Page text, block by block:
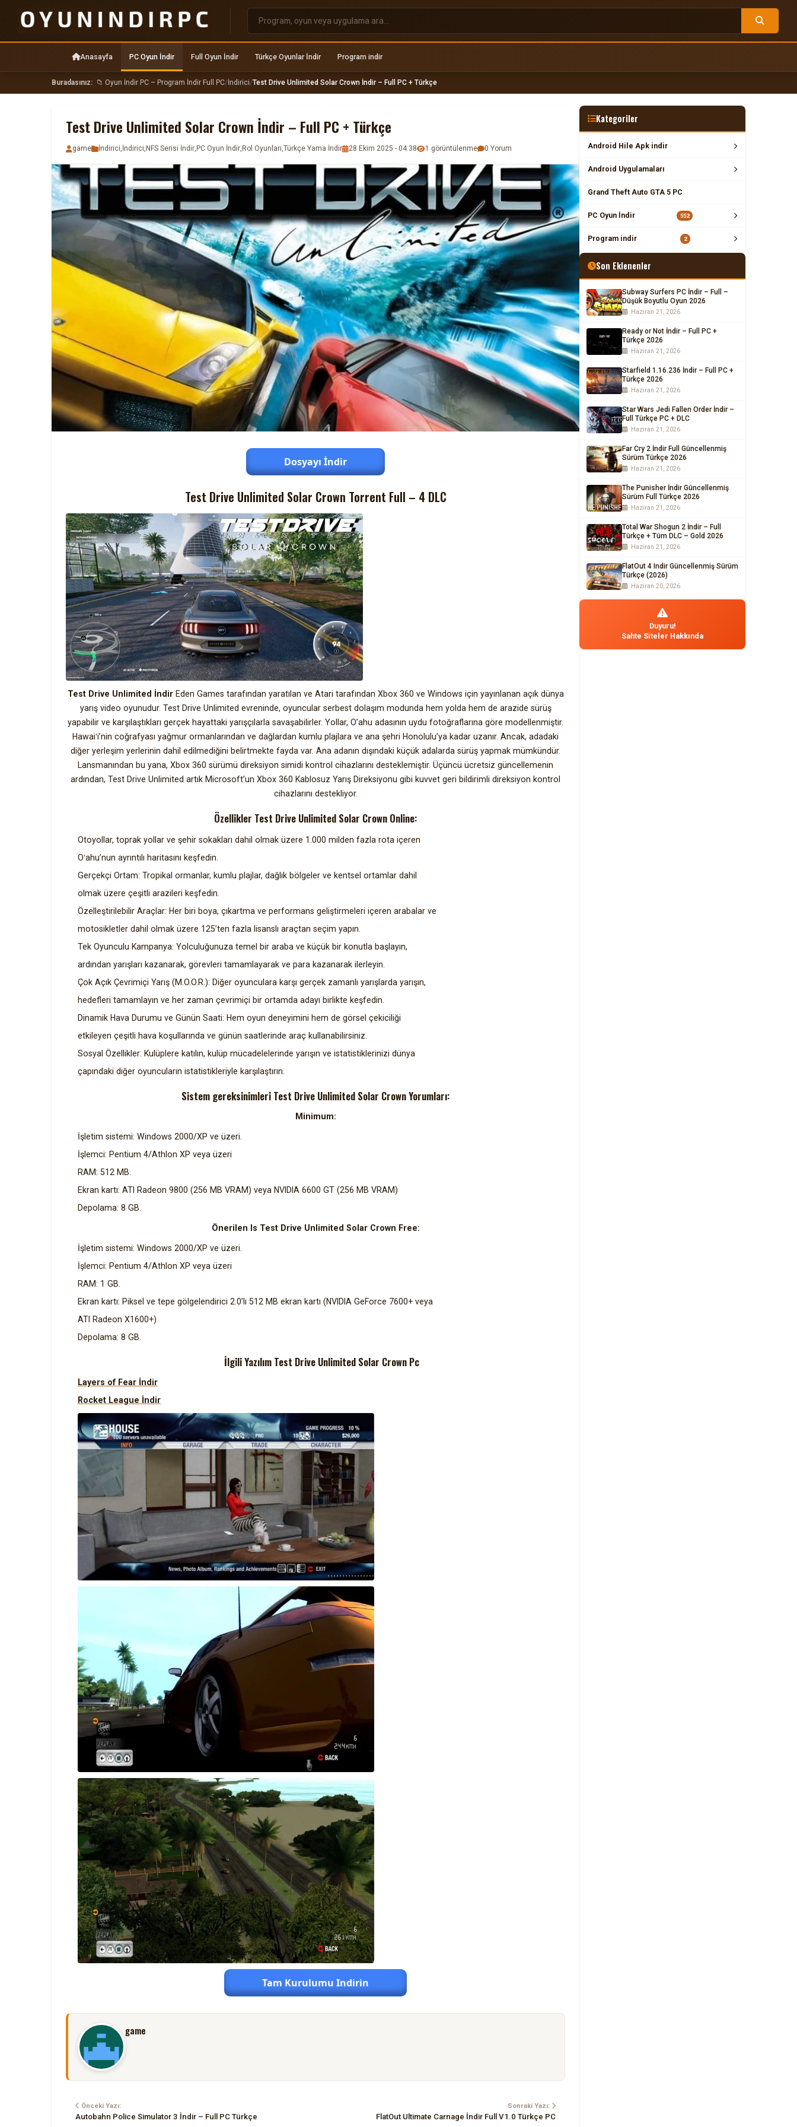
Anasayfa PC Oyun İndir Full Oyun İndir Türkçe Oyunlar İndir Program indir
Buradasınız: 📁 Oyun İndir PC – Program İndir Full PC/İndirici/Test Drive Unlimited Solar Crown İndir – Full PC + Türkçe
Test Drive Unlimited Solar Crown İndir – Full PC + Türkçe
game İndirici,İndirici, NFS Serisi İndir, PC Oyun İndir, Rol Oyunları,Türkçe Yama İndir 28 Ekim 2025 - 04:38 1 görüntülenme 0 Yorum
Dosyayı İndir
Test Drive Unlimited Solar Crown Torrent Full – 4 DLC
Test Drive Unlimited İndirEden Games tarafından yaratılan ve Atari tarafından Xbox 360 ve Windows için yayınlanan açık dünya
yarış video oyunudur. Test Drive Unlimited evreninde, oyuncular serbest dolaşım modunda hem yolda hem de arazide sürüş
yapabilir ve karşılaştıkları gerçek hayattaki yarışçılarla savaşabilirler. Yollar, O’ahu adasının uydu fotoğraflarına göre modellenmiştir.
Hawaiʻi’nin coğrafyası yağmur ormanlarından ve dağlardan kumlu plajlara ve ana şehri Honolulu’ya kadar uzanır. Ancak, adadaki
diğer yerleşim yerlerinin dahil edilmediğini belirtmekte fayda var. Ana adanın dışındaki küçük adalarda sürüş yapmak mümkündür.
Lansmanından bu yana, Xbox 360 sürümü direksiyon simidi kontrol cihazlarını desteklemiştir. Üçüncü ücretsiz güncellemenin
ardından, Test Drive Unlimited artık Microsoft’un Xbox 360 Kablosuz Yarış Direksiyonu gibi kuvvet geri bildirimli direksiyon kontrol
cihazlarını destekliyor.
Özellikler Test Drive Unlimited Solar Crown Online:
Otoyollar, toprak yollar ve şehir sokakları dahil olmak üzere 1.000 milden fazla rota içeren
Oʻahu’nun ayrıntılı haritasını keşfedin.
Gerçekçi Ortam: Tropikal ormanlar, kumlu plajlar, dağlık bölgeler ve kentsel ortamlar dahil
olmak üzere çeşitli arazileri keşfedin.
Özelleştirilebilir Araçlar: Her biri boya, çıkartma ve performans geliştirmeleri içeren arabalar ve
motosikletler dahil olmak üzere 125’ten fazla lisanslı araçtan seçim yapın.
Tek Oyunculu Kampanya: Yolculuğunuza temel bir araba ve küçük bir konutla başlayın,
ardından yarışları kazanarak, görevleri tamamlayarak ve para kazanarak ilerleyin.
Çok Açık Çevrimiçi Yarış (M.O.O.R.): Diğer oyunculara karşı gerçek zamanlı yarışlarda yarışın,
hedefleri tamamlayın ve her zaman çevrimiçi bir ortamda adayı birlikte keşfedin.
Dinamik Hava Durumu ve Günün Saati: Hem oyun deneyimini hem de görsel çekiciliği
etkileyen çeşitli hava koşullarında ve günün saatlerinde araç kullanabilirsiniz.
Sosyal Özellikler: Kulüplere katılın, kulüp mücadelelerinde yarışın ve istatistiklerinizi dünya
çapındaki diğer oyuncuların istatistikleriyle karşılaştırın.
Sistem gereksinimleri Test Drive Unlimited Solar Crown Yorumları:
Minimum:
İşletim sistemi: Windows 2000/XP ve üzeri.
İşlemci: Pentium 4/Athlon XP veya üzeri
RAM: 512 MB.
Ekran kartı: ATI Radeon 9800 (256 MB VRAM) veya NVIDIA 6600 GT (256 MB VRAM)
Depolama: 8 GB.
Önerilen Is Test Drive Unlimited Solar Crown Free:
İşletim sistemi: Windows 2000/XP ve üzeri.
İşlemci: Pentium 4/Athlon XP veya üzeri
RAM: 1 GB.
Ekran kartı: Piksel ve tepe gölgelendirici 2.0’lı 512 MB ekran kartı (NVIDIA GeForce 7600+ veya
ATI Radeon X1600+)
Depolama: 8 GB.
İlgili Yazılım Test Drive Unlimited Solar Crown Pc
Layers of Fear İndir
Rocket League İndir
Tam Kurulumu Indirin
game
Önceki Yazı:
Autobahn Police Simulator 3 İndir – Full PC Türkçe
Sonraki Yazı:
FlatOut Ultimate Carnage İndir Full V1.0 Türkçe PC
Kategoriler
Android Hile Apk indir
Android Uygulamaları
Grand Theft Auto GTA 5 PC
PC Oyun İndir 552
Program indir 2
Son Eklenenler
Subway Surfers PC İndir – Full –
Düşük Boyutlu Oyun 2026
Haziran 21, 2026
Ready or Not İndir – Full PC +
Türkçe 2026
Haziran 21, 2026
Starfield 1.16.236 İndir – Full PC +
Türkçe 2026
Haziran 21, 2026
Star Wars Jedi Fallen Order İndir –
Full Türkçe PC + DLC
Haziran 21, 2026
Far Cry 2 İndir Full Güncellenmiş
Sürüm Türkçe 2026
Haziran 21, 2026
The Punisher İndir Güncellenmiş
Sürüm Full Türkçe 2026
Haziran 21, 2026
Total War Shogun 2 İndir – Full
Türkçe + Tüm DLC – Gold 2026
Haziran 21, 2026
FlatOut 4 Indir Güncellenmiş Sürüm
Türkçe (2026)
Haziran 20, 2026
Duyuru!
Sahte Siteler Hakkında